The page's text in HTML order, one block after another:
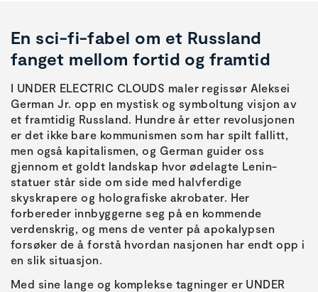
En sci-fi-fabel om et Russland
fanget mellom fortid og framtid
I UNDER ELECTRIC CLOUDS maler regissør Aleksei
German Jr. opp en mystisk og symboltung visjon av
et framtidig Russland. Hundre år etter revolusjonen
er det ikke bare kommunismen som har spilt fallitt,
men også kapitalismen, og German guider oss
gjennom et goldt landskap hvor ødelagte Lenin-
statuer står side om side med halvferdige
skyskrapere og holografiske akrobater. Her
forbereder innbyggerne seg på en kommende
verdenskrig, og mens de venter på apokalypsen
forsøker de å forstå hvordan nasjonen har endt opp i
en slik situasjon.
Med sine lange og komplekse tagninger er UNDER